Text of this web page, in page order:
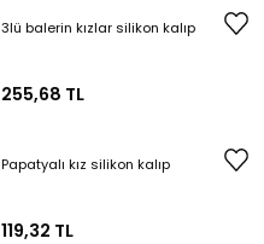
3lü balerin kızlar silikon kalıp
255,68 TL
Papatyalı kız silikon kalıp
119,32 TL